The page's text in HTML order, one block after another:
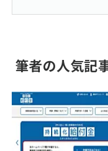
筆者の人気記